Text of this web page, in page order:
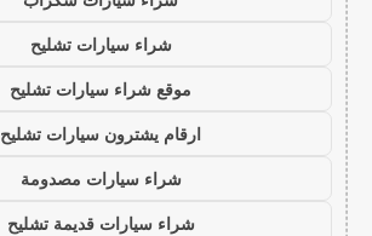
شراء سيارات تشليح
موقع شراء سيارات تشليح
ارقام يشترون سيارات تشليح
شراء سيارات مصدومة
شراء سيارات قديمة تشليح